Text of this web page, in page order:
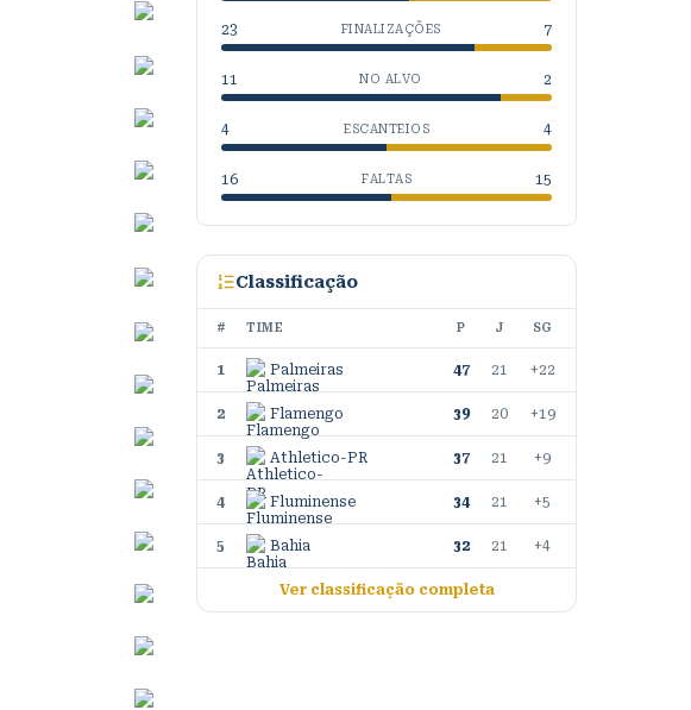
23 FINALIZAÇÕES 7
11 NO ALVO 2
4 ESCANTEIOS 4
16 FALTAS 15
Classificação
# TIME P J SG
1 Palmeiras 47 21 +22
2 Flamengo 39 20 +19
3 Athletico-PR 37 21 +9
4 Fluminense 34 21 +5
5 Bahia 32 21 +4
Ver classificação completa